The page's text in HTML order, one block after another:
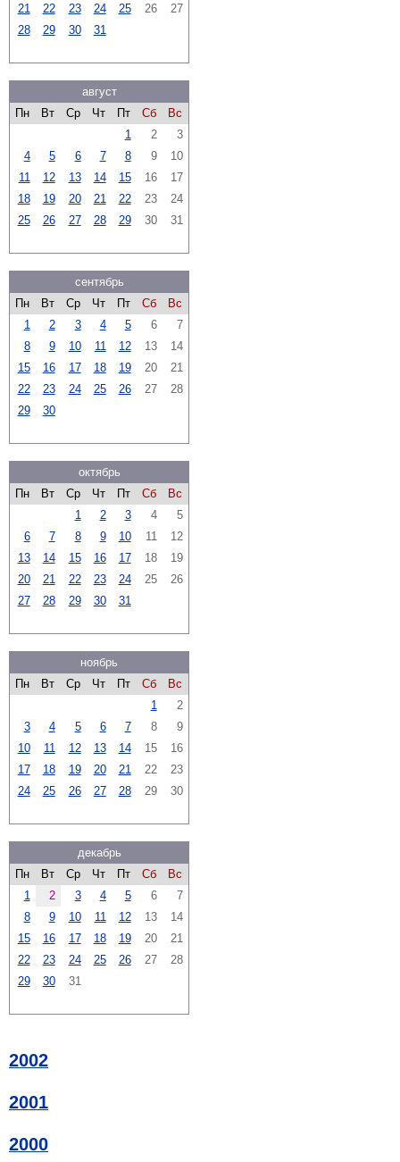
21
22 23 24 25 26
27
28
29 30 31
август
Пн
Вт Ср Чт Пт Сб
Вс
1
2
3
4
5 6 7 8 9
10
11
12 13 14 15 16
17
18
19 20 21 22 23
24
25
26 27 28 29 30 31
сентябрь
Пн
Вт Ср Чт Пт Сб
Вс
1
2 3 4 5 6
7
8
9 10 11 12 13
14
15
16 17 18 19 20
21
22
23 24 25 26 27
28
29
30
октябрь
Пн
Вт Ср Чт Пт Сб
Вс
1
2 3 4
5
6
7 8 9 10 11
12
13
14 15 16 17 18
19
20
21 22 23 24 25
26
27
28 29 30 31
ноябрь
Пн
Вт Ср Чт Пт Сб
Вс
1
2
3
4 5 6 7 8
9
10
11 12 13 14 15
16
17
18 19 20 21 22
23
24
25 26 27 28 29 30
декабрь
Пн
Вт Ср Чт Пт Сб
Вс
1
2 3 4 5 6
7
8
9 10 11 12 13
14
15
16 17 18 19 20
21
22
23 24 25 26 27
28
29
30 31
2002
2001
2000